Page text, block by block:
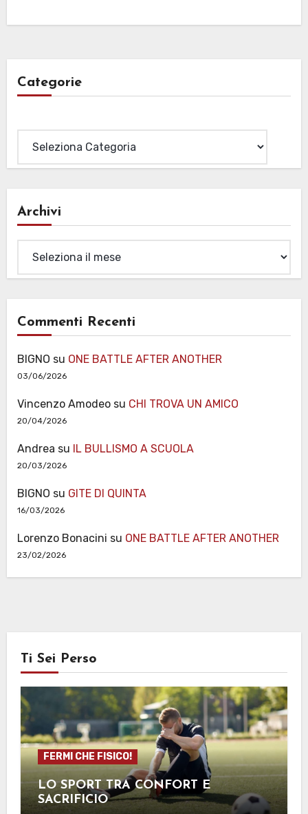
Categorie
Archivi
Commenti Recenti
BIGNO su ONE BATTLE AFTER ANOTHER
03/06/2026
Vincenzo Amodeosu CHI TROVA UN AMICO
20/04/2026
Andrea su IL BULLISMO A SCUOLA
20/03/2026
BIGNO su GITE DI QUINTA
16/03/2026
Lorenzo Bonacini su ONE BATTLE AFTER ANOTHER
23/02/2026
Ti Sei Perso
FERMI CHE FISICO!
LO SPORT TRA CONFORT E
SACRIFICIO